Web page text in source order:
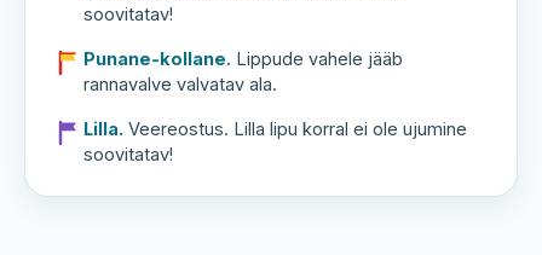
soovitatav!
Punane-kollane. Lippude vahele jääb
rannavalve valvatav ala.
Lilla. Veereostus. Lilla lipu korral ei ole ujumine
soovitatav!